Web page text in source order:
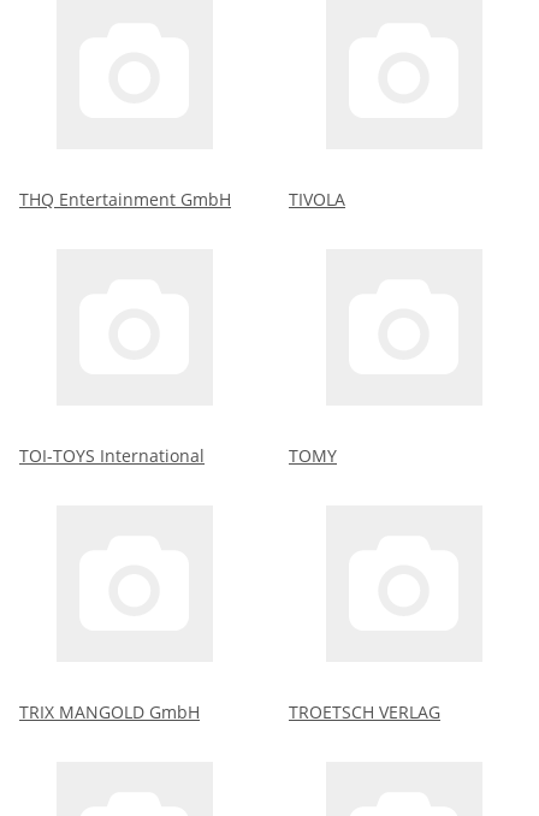
THQ Entertainment GmbH TIVOLA
TOI-TOYS International TOMY
TRIX MANGOLD GmbH TROETSCH VERLAG